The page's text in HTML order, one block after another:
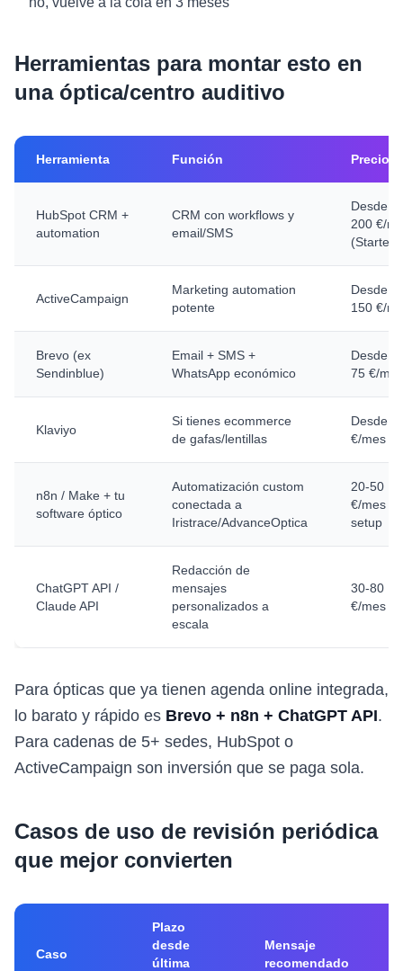
Herramientas para montar esto en
una óptica/centro auditivo
Herramienta Función Precio
HubSpot CRM +
automation
CRM con workflows y
email/SMS
Desde
200 €/
(Starter/
ActiveCampaign
Marketing automation
potente
Desde
150 €/
Brevo (ex
Sendinblue)
Email + SMS +
WhatsApp económico
Desde
75 €/mes
Klaviyo
Si tienes ecommerce
de gafas/lentillas
Desde
€/mes
n8n / Make + tu
software óptico
Automatización custom
conectada a
Iristrace/AdvanceOptica
20-50
€/mes +
setup
ChatGPT API /
Claude API
Redacción de
mensajes
personalizados a
escala
30-80
€/mes
Para ópticas que ya tienen agenda online integrada,
lo barato y rápido es Brevo + n8n + ChatGPT API.
Para cadenas de 5+ sedes, HubSpot o
ActiveCampaign son inversión que se paga sola.
Casos de uso de revisión periódica
que mejor convierten
Caso
Plazo
desde
última
Mensaje
recomendado